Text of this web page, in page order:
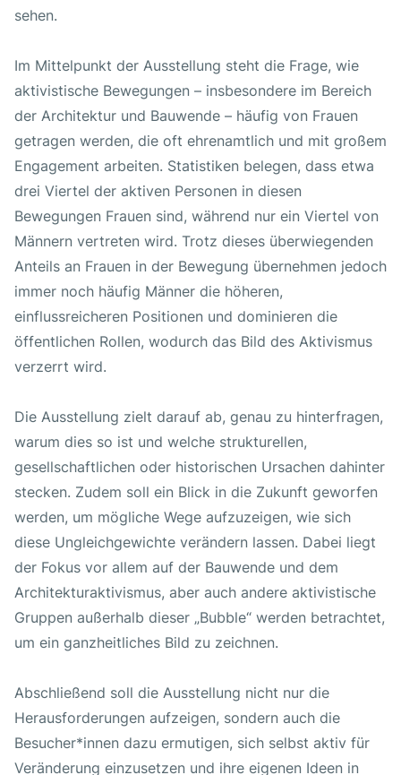
sehen.
Im Mittelpunkt der Ausstellung steht die Frage, wie
aktivistische Bewegungen – insbesondere im Bereich
der Architektur und Bauwende – häufig von Frauen
getragen werden, die oft ehrenamtlich und mit großem
Engagement arbeiten. Statistiken belegen, dass etwa
drei Viertel der aktiven Personen in diesen
Bewegungen Frauen sind, während nur ein Viertel von
Männern vertreten wird. Trotz dieses überwiegenden
Anteils an Frauen in der Bewegung übernehmen jedoch
immer noch häufig Männer die höheren,
einflussreicheren Positionen und dominieren die
öffentlichen Rollen, wodurch das Bild des Aktivismus
verzerrt wird.
Die Ausstellung zielt darauf ab, genau zu hinterfragen,
warum dies so ist und welche strukturellen,
gesellschaftlichen oder historischen Ursachen dahinter
stecken. Zudem soll ein Blick in die Zukunft geworfen
werden, um mögliche Wege aufzuzeigen, wie sich
diese Ungleichgewichte verändern lassen. Dabei liegt
der Fokus vor allem auf der Bauwende und dem
Architekturaktivismus, aber auch andere aktivistische
Gruppen außerhalb dieser „Bubble“ werden betrachtet,
um ein ganzheitliches Bild zu zeichnen.
Abschließend soll die Ausstellung nicht nur die
Herausforderungen aufzeigen, sondern auch die
Besucher*innen dazu ermutigen, sich selbst aktiv für
Veränderung einzusetzen und ihre eigenen Ideen in